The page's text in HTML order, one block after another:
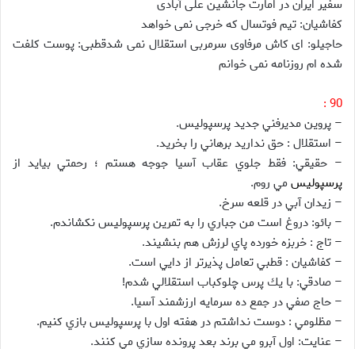
سفیر ایران در امارت جانشین علی آبادی
کفاشیان: تیم فوتسال که خرجی نمی خواهد
حاجیلو: ای کاش مرفاوی سرمربی استقلال نمی شدقطبی: پوست کلفت
شده ام روزنامه نمی خوانم
90 :
– پروين مديرفني جديد پرسپوليس.
– استقلال : حق نداريد برهاني را بخريد.
– حقيقي: فقط جلوي عقاب آسيا جوجه هستم ؛ رحمتي بيايد از
پرسپولیسمي روم.
– زيدان آبي در قلعه سرخ.
– بائو: دروغ است من جباري را به تمرين پرسپوليس نكشاندم.
– تاج : خربزه خورده پاي لرزش هم بنشيند.
– كفاشيان : قطبي تعامل پذيرتر از دايي است.
– صادقي: با يك پرس چلوكباب استقلالي شدم!
– حاج صفي در جمع ده سرمايه ارزشمند آسيا.
– مظلومي : دوست نداشتم در هفته اول با پرسپوليس بازي كنيم.
– عنايت: اول آبرو مي برند بعد پرونده سازي مي كنند.